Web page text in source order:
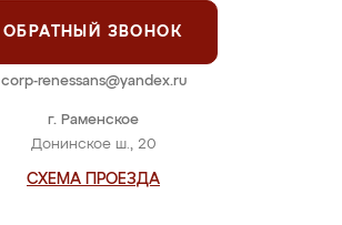
г. Раменское
Донинское ш., 20
СХЕМА ПРОЕЗДА
ОБРАТНЫЙ ЗВОНОК
corp-renessans@yandex.ru